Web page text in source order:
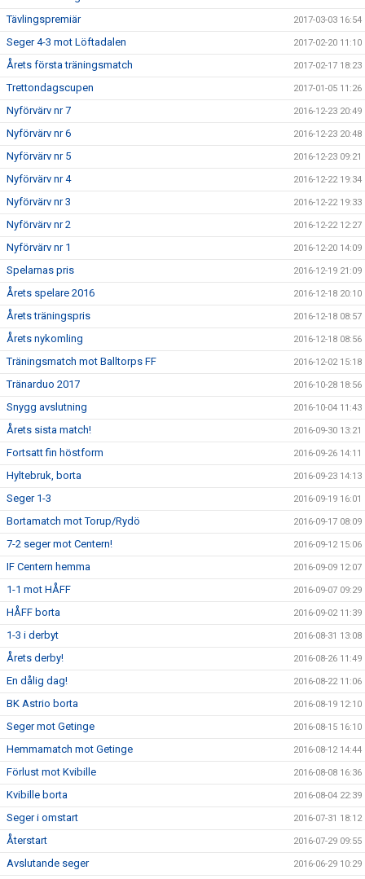
Tävlingspremiär 2017-03-03 16:54
Seger 4-3 mot Löftadalen 2017-02-20 11:10
Årets första träningsmatch 2017-02-17 18:23
Trettondagscupen 2017-01-05 11:26
Nyförvärv nr 7 2016-12-23 20:49
Nyförvärv nr 6 2016-12-23 20:48
Nyförvärv nr 5 2016-12-23 09:21
Nyförvärv nr 4 2016-12-22 19:34
Nyförvärv nr 3 2016-12-22 19:33
Nyförvärv nr 2 2016-12-22 12:27
Nyförvärv nr 1 2016-12-20 14:09
Spelarnas pris 2016-12-19 21:09
Årets spelare 2016 2016-12-18 20:10
Årets träningspris 2016-12-18 08:57
Årets nykomling 2016-12-18 08:56
Träningsmatch mot Balltorps FF 2016-12-02 15:18
Tränarduo 2017 2016-10-28 18:56
Snygg avslutning 2016-10-04 11:43
Årets sista match! 2016-09-30 13:21
Fortsatt fin höstform 2016-09-26 14:11
Hyltebruk, borta 2016-09-23 14:13
Seger 1-3 2016-09-19 16:01
Bortamatch mot Torup/Rydö 2016-09-17 08:09
7-2 seger mot Centern! 2016-09-12 15:06
IF Centern hemma 2016-09-09 12:07
1-1 mot HÅFF 2016-09-07 09:29
HÅFF borta 2016-09-02 11:39
1-3 i derbyt 2016-08-31 13:08
Årets derby! 2016-08-26 11:49
En dålig dag! 2016-08-22 11:06
BK Astrio borta 2016-08-19 12:10
Seger mot Getinge 2016-08-15 16:10
Hemmamatch mot Getinge 2016-08-12 14:44
Förlust mot Kvibille 2016-08-08 16:36
Kvibille borta 2016-08-04 22:39
Seger i omstart 2016-07-31 18:12
Återstart 2016-07-29 09:55
Avslutande seger 2016-06-29 10:29